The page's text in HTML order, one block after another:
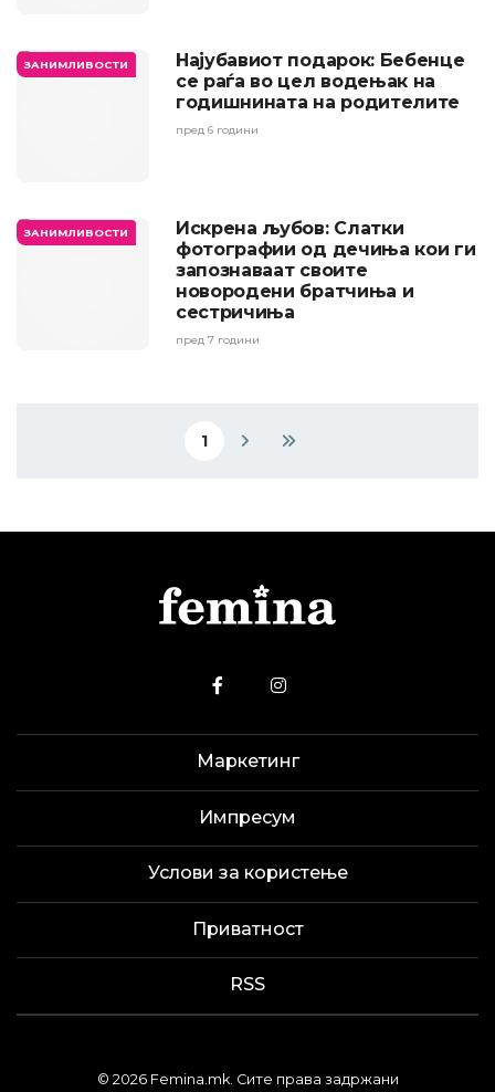
ЗАНИМЛИВОСТИ
Најубавиот подарок: Бебенце
се раѓа во цел водењак на
годишнината на родителите
пред 6 години
ЗАНИМЛИВОСТИ
Искрена љубов: Слатки
фотографии од дечиња кои ги
запознаваат своите
новородени братчиња и
сестричиња
пред 7 години
Current page
1 Next pageLast page
Маркетинг
Импресум
Услови за користење
Приватност
RSS
© 2026 Femina.mk. Сите права задржани